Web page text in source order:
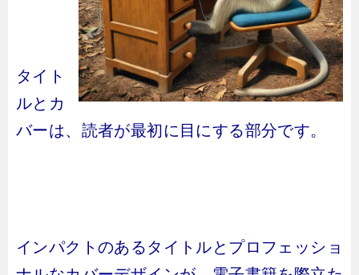
タイト
ルとカ
バーは、読者が最初に目にする部分です。
インパクトのあるタイトルとプロフェッショ